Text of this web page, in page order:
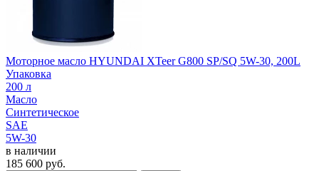
Моторное масло HYUNDAI XTeer G800 SP/SQ 5W-30, 200L
Упаковка
200 л
Масло
Синтетическое
SAE
5W-30
в наличии
185 600 руб.